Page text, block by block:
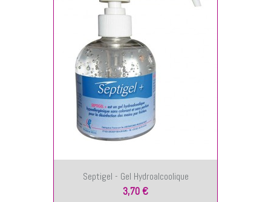
Septigel - Gel Hydroalcoolique
3,70 €